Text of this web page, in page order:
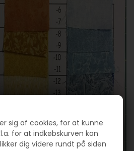
sig af cookies, for at kunne
for at indkøbskurven kan
dig videre rundt på siden